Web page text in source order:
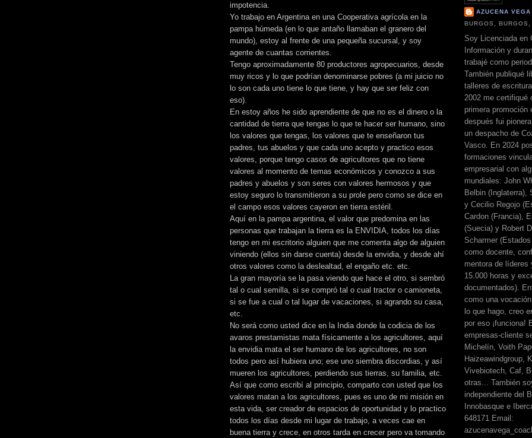
impotencia.
Yo trabajo en Argentina en una Cooperativa agrícola en la
pampa húmeda (en lo que antaño llamaban el granero del
mundo), estoy al frente de una pequeña sucursal, y soy
agente de cuantas corrientes.
Tengo aproximadamente 80 productores agropecuarios, desde
muy ricos y lo que podrían denominarse pobres (a mi juicio no
lo son cada uno tiene lo que tiene, y hay que ser feliz con
eso).
En estoy años he sido aprendiente de que no es el dinero o la
cantidad de tierra que tengas lo que te hacer ser humano, sino
los valores que tengas, los valores que te enseñaron tus
padres, tus abuelos y que cada uno acepto y practico esos
valores, porque tengo casos de agricultores que no tiene
valores al momento de temas económicos y conozco a sus
padres y abuelos y son seres con valores hermosos y que
estoy seguro lo transmitieron a su prole pero como se dice en
el campo esos valores cayeron en tierra estéril.
Aquí en la pampa argentina, el valor que predomina en las
personas que trabajan la tierra es la ENVIDIA, todos los días
tengo en mi escritorio alguien que me comenta algo de alguien
viniendo (ellos sin darse cuenta) desde la envidia, y desde ahí
otros valores como la deslealtad, el engaño etc. etc.
La gran mayoría se la pasa viendo que hace el otro, si sembró
tal o cual semilla, si se compró tal o cual tractor o camioneta,
si se fue a cual o tal lugar de vacaciones, si agrando su casa,
etc.
No será como usted dice en la India donde la codicia de los
avaros prestamistas mata físicamente a los agricultores, aquí
la envidia mata el ser humano de los agricultores, no son
todos pero así hubiera uno; ese uno siembra discordias, y así
mueren los agricultores, perdiendo sus tierras, su familia, etc.
Así que como escribí al principio, comparto con usted que los
valores matan a los agricultores, pues es uno de mi misión en
esta vida, ser creador de espacios de oportunidad y lo practico
todos los días desde mi lugar de trabajo, a veces cae en
buena tierra y crece, en otros tarda en crecer pero va tomando
AZUCENA
BURGOS, BURGOS,
Soy Licenciada en
Información y
trabajé como
También publiqué
talleres de
2002 me certifiqué
primera promoción
después fui
un despacho de
Vasco. En 2024
formaciones
empresarial con
mundiales: John
Belbin (Inglaterra),
y Cecilio Regojo
Cardon (Francia),
(Suecia) y Robert
Scharmer
como docente,
mentora de líderes
15.000 horas y
documentados).
como una
lo que hago, creo
por eso ¡funciona!
empresas-cliente
Michelín, Voith
Haizeawindgroup,
Vivebiotech, Caf,
otras... También
independiente del
Innobasque e
648171 Email: